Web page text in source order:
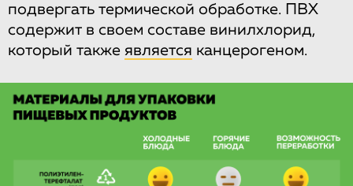
подвергать термической обработке. ПВХ
содержит в своем составе винилхлорид,
который также является канцерогеном.